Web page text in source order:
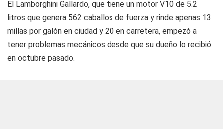
El Lamborghini Gallardo, que tiene un motor V10 de 5.2
litros que genera 562 caballos de fuerza y rinde apenas 13
millas por galón en ciudad y 20 en carretera, empezó a
tener problemas mecánicos desde que su dueño lo recibió
en octubre pasado.